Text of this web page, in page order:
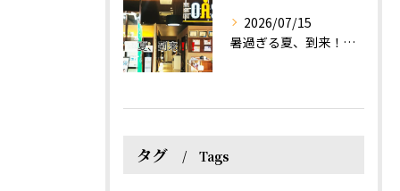
2026/07/15
暑過ぎる夏、到来！だるさを感じる方は、結構不足！？
タグ Tags